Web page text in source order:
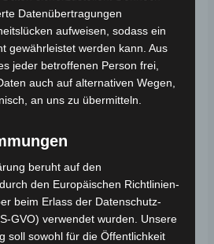
Datenübertragungen
aufweisen, sodass ein
gewährleistet werden kann. Aus
jeder betroffenen Person frei,
auch auf alternativen Wegen,
an uns zu übermitteln.
beruht auf den
den Europäischen Richtlinien-
beim Erlass der Datenschutz-
GVO) verwendet wurden. Unsere
soll sowohl für die Öffentlichkeit